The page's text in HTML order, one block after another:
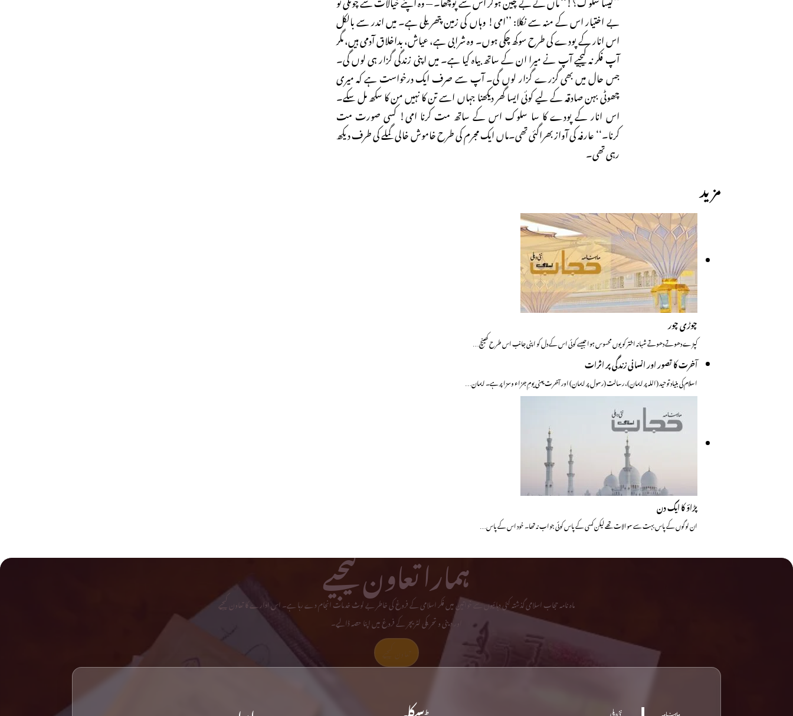
بے اختیار اس کے منہ سے نکلا: ’’امی! وہاں کی زمین پتھریلی ہے۔ میں اندر سے بالکل
اس انار کے پودے کی طرح سوکھ چکی ہوں۔ وہ شرابی ہے، عیاش، بداخلاق آدمی ہیں، مگر
آپ فکر نہ کیجیے آپ نے میرا ان کے ساتھ بیاہ کیا ہے۔ میں اپنی زندگی گزار ہی لوں گی۔
جس حال میں بھی گزرے گزار لوں گی۔ آپ سے صرف ایک درخواست ہے کہ میری
چھوٹی بہن صادقہ کے لیے کوئی ایسا گھر دیکھنا جہاں اسے تن کا نہیں من کا سکھ مل سکے۔
اس انار کے پودے کا سا سلوک اس کے ساتھ مت کرنا امی! کسی صورت مت
کرنا۔‘‘ عارفہ کی آواز بھراگئی تھی۔ماں ایک مجرم کی طرح خاموش خالی گملے کی طرف دیکھ
رہی تھی۔
مزید
چوڑی چور
کپڑے دھوتے دھوتے شبانہ اختر کو یوں محسوس ہوا جیسے کوئی اس کے دل کو اپنی جانب اس طرح کھینچ…
آخرت کا تصور اور انسانی زندگی پر اثرات
اسلام کی بنیاد توحید (اللہ پر ایمان)، رسالت (رسول پر ایمان) اور آخرت یعنی یومِ جزاء وسزا پر ہے۔ ایمان…
پڑاؤ کا ایک دن
ان لوگوں کے پاس بہت سے سوالات تھے لیکن کسی کے پاس کوئی جواب نہ تھا۔ خود اس کے پاس…
ہمارا تعاون کیجیے
ماہ نامہ حجاب اسلامی گذشتہ کئی دہائیوں سے خواتین میں فکر اسلامی کے فروغ کی خاطر بے لوث خدمات انجام دے رہا ہے۔ اس ادارے کا تعاون کیجیے
اور دینی و تحریکی لٹریچر کے فروغ میں اپنا حصہ ڈالیے۔